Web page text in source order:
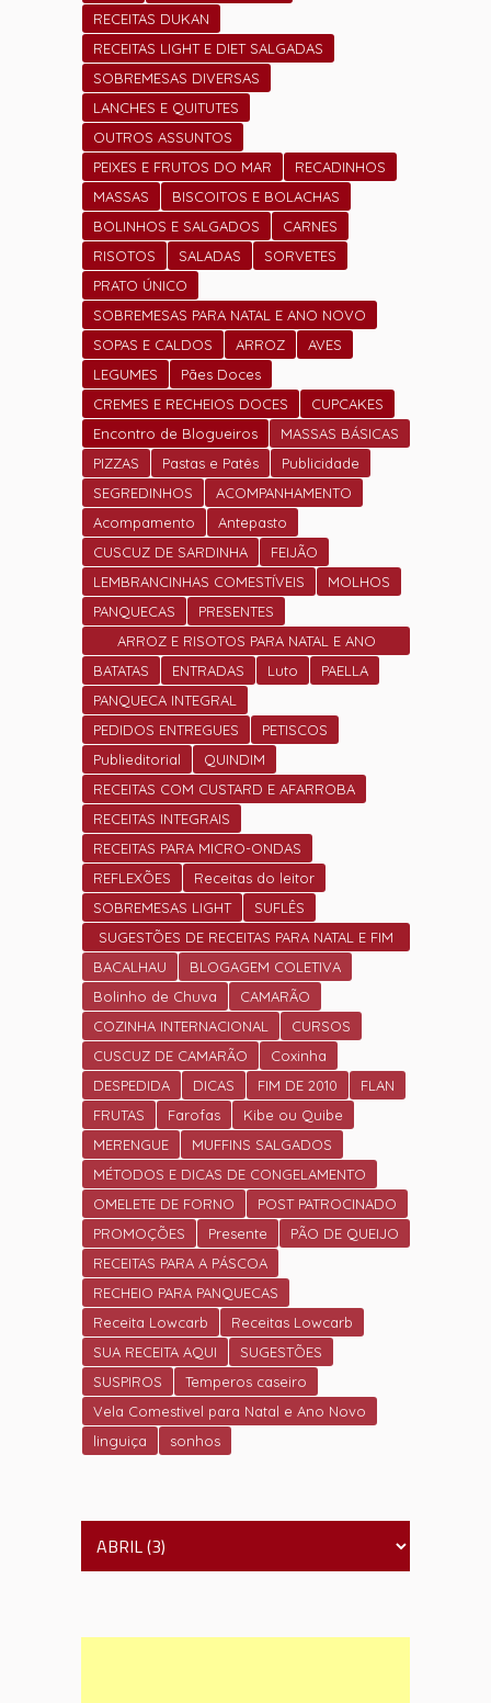
RECEITAS DUKAN
RECEITAS LIGHT E DIET SALGADAS
SOBREMESAS DIVERSAS
LANCHES E QUITUTES
OUTROS ASSUNTOS
PEIXES E FRUTOS DO MAR
RECADINHOS
MASSAS
BISCOITOS E BOLACHAS
BOLINHOS E SALGADOS
CARNES
RISOTOS
SALADAS
SORVETES
PRATO ÚNICO
SOBREMESAS PARA NATAL E ANO NOVO
SOPAS E CALDOS
ARROZ
AVES
LEGUMES
Pães Doces
CREMES E RECHEIOS DOCES
CUPCAKES
Encontro de Blogueiros
MASSAS BÁSICAS
PIZZAS
Pastas e Patês
Publicidade
SEGREDINHOS
ACOMPANHAMENTO
Acompamento
Antepasto
CUSCUZ DE SARDINHA
FEIJÃO
LEMBRANCINHAS COMESTÍVEIS
MOLHOS
PANQUECAS
PRESENTES
ARROZ E RISOTOS PARA NATAL E ANO
NOVO
BATATAS ENTRADAS Luto
PAELLA
PANQUECA INTEGRAL
PEDIDOS ENTREGUES
PETISCOS
Publieditorial
QUINDIM
RECEITAS COM CUSTARD E AFARROBA
RECEITAS INTEGRAIS
RECEITAS PARA MICRO-ONDAS
REFLEXÕES
Receitas do leitor
SOBREMESAS LIGHT
SUFLÊS
SUGESTÕES DE RECEITAS PARA NATAL E FIM
DE ANO.
BACALHAU
BLOGAGEM COLETIVA
Bolinho de Chuva
CAMARÃO
COZINHA INTERNACIONAL
CURSOS
CUSCUZ DE CAMARÃO
Coxinha
DESPEDIDA
DICAS FIM DE 2010
FLAN
FRUTAS
Farofas
Kibe ou Quibe
MERENGUE
MUFFINS SALGADOS
MÉTODOS E DICAS DE CONGELAMENTO
OMELETE DE FORNO
POST PATROCINADO
PROMOÇÕES
Presente
PÃO DE QUEIJO
RECEITAS PARA A PÁSCOA
RECHEIO PARA PANQUECAS
Receita Lowcarb
Receitas Lowcarb
SUA RECEITA AQUI
SUGESTÕES
SUSPIROS
Temperos caseiro
Vela Comestivel para Natal e Ano Novo
linguiça
sonhos